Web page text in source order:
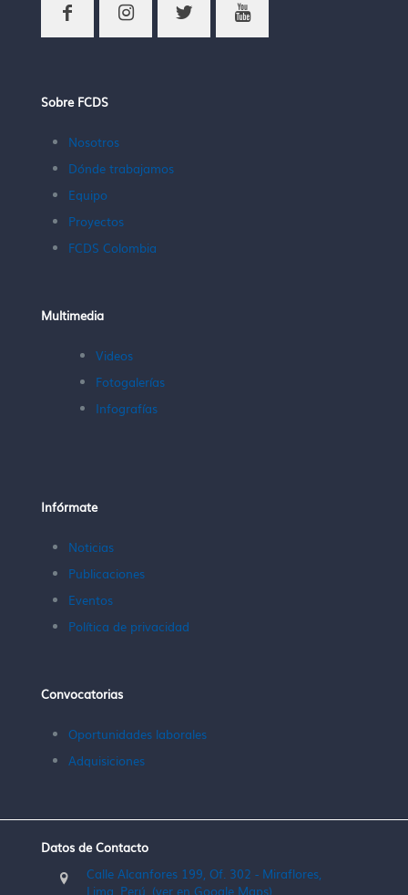
Sobre FCDS
Nosotros
Dónde trabajamos
Equipo
Proyectos
FCDS Colombia
Multimedia
Videos
Fotogalerías
Infografías
Infórmate
Noticias
Publicaciones
Eventos
Política de privacidad
Convocatorias
Oportunidades laborales
Adquisiciones
Datos de Contacto
Calle Alcanfores 199, Of. 302 - Miraflores,
Lima, Perú. (ver en Google Maps)